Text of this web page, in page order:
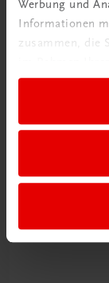
Werbung und
Informationen
zusammen, die
Bildung
für vegetarisch
TRAUNER-